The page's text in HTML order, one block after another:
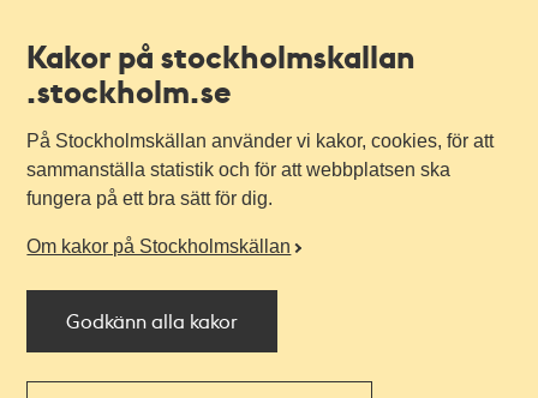
Kakor på stockholmskallan
.stockholm.se
På Stockholmskällan använder vi kakor, cookies, för att
sammanställa statistik och för att webbplatsen ska
fungera på ett bra sätt för dig.
Om kakor på Stockholmskällan
Godkänn alla kakor